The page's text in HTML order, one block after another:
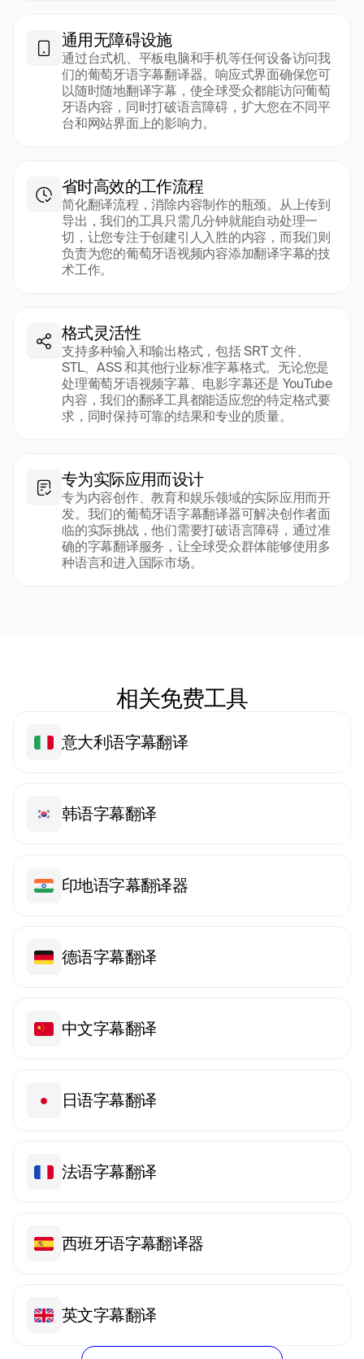
通用无障碍设施
通过台式机、平板电脑和手机等任何设备访问我
们的葡萄牙语字幕翻译器。响应式界面确保您可
以随时随地翻译字幕，使全球受众都能访问葡萄
牙语内容，同时打破语言障碍，扩大您在不同平
台和网站界面上的影响力。
省时高效的工作流程
简化翻译流程，消除内容制作的瓶颈。从上传到
导出，我们的工具只需几分钟就能自动处理一
切，让您专注于创建引人入胜的内容，而我们则
负责为您的葡萄牙语视频内容添加翻译字幕的技
术工作。
格式灵活性
支持多种输入和输出格式，包括 SRT 文件、
STL、ASS 和其他行业标准字幕格式。无论您是
处理葡萄牙语视频字幕、电影字幕还是 YouTube
内容，我们的翻译工具都能适应您的特定格式要
求，同时保持可靠的结果和专业的质量。
专为实际应用而设计
专为内容创作、教育和娱乐领域的实际应用而开
发。我们的葡萄牙语字幕翻译器可解决创作者面
临的实际挑战，他们需要打破语言障碍，通过准
确的字幕翻译服务，让全球受众群体能够使用多
种语言和进入国际市场。
相关免费工具
意大利语字幕翻译
韩语字幕翻译
印地语字幕翻译器
德语字幕翻译
中文字幕翻译
日语字幕翻译
法语字幕翻译
西班牙语字幕翻译器
英文字幕翻译